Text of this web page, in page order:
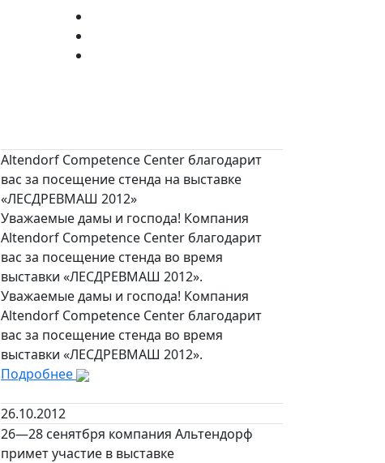
Altendorf Competence Center благодарит
вас за посещение стенда на выставке
«ЛЕСДРЕВМАШ 2012»
Уважаемые дамы и господа! Компания
Altendorf Competence Center благодарит
вас за посещение стенда во время
выставки «ЛЕСДРЕВМАШ 2012».
Уважаемые дамы и господа! Компания
Altendorf Competence Center благодарит
вас за посещение стенда во время
выставки «ЛЕСДРЕВМАШ 2012».
Подробнее
26.10.2012
26—28 сенятбря компания Альтендорф
примет участие в выставке